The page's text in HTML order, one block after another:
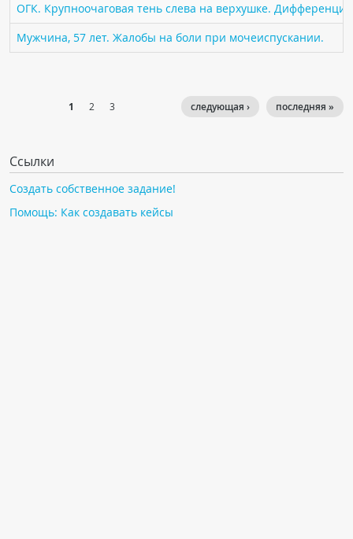
ОГК. Крупноочаговая тень слева на верхушке.
Мужчина, 57 лет. Жалобы на боли при мочеиспускании.
1 2 3 последняя »
следующая ›
Ссылки
Создать собственное задание!
Помощь: Как создавать кейсы